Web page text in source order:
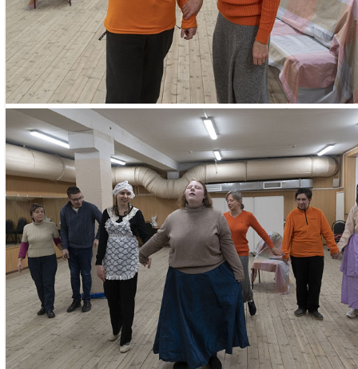
11:00 до 19:00
Профсоюзная,
Занятия
Профсоюзная,
Необходимые